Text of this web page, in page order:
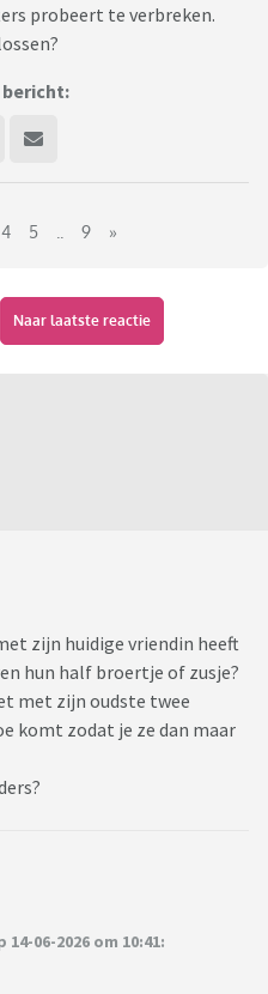
probeert te verbreken.
4 5 9 »
Naar laatste reactie
zijn huidige vriendin heeft
hun half broertje of zusje?
met zijn oudste twee
komt zodat je ze dan maar
06-2026 om 10:41: